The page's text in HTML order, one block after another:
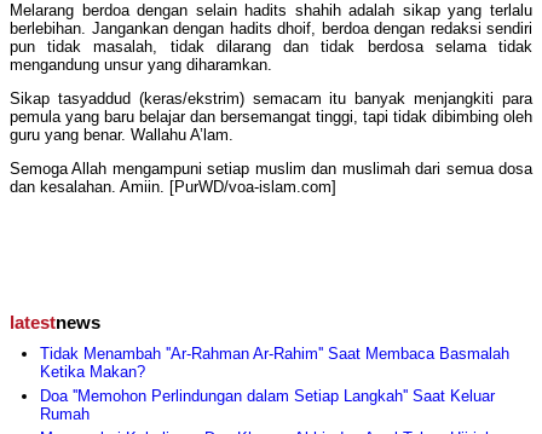
Melarang berdoa dengan selain hadits shahih adalah sikap yang terlalu
berlebihan. Jangankan dengan hadits dhoif, berdoa dengan redaksi sendiri
pun tidak masalah, tidak dilarang dan tidak berdosa selama tidak
mengandung unsur yang diharamkan.
Sikap tasyaddud (keras/ekstrim) semacam itu banyak menjangkiti para
pemula yang baru belajar dan bersemangat tinggi, tapi tidak dibimbing oleh
guru yang benar. Wallahu A’lam.
Semoga Allah mengampuni setiap muslim dan muslimah dari semua dosa
dan kesalahan. Amiin. [PurWD/voa-islam.com]
latestnews
Tidak Menambah ''Ar-Rahman Ar-Rahim'' Saat Membaca Basmalah
Ketika Makan?
Doa ''Memohon Perlindungan dalam Setiap Langkah'' Saat Keluar
Rumah